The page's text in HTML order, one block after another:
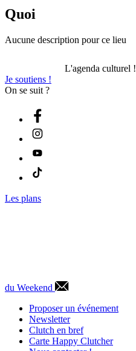
Quoi
Aucune description pour ce lieu
L'agenda culturel !
Je soutiens !
On se suit ?
Les plans
du Weekend
Proposer un événement
Newsletter
Clutch en bref
Carte Happy Clutcher